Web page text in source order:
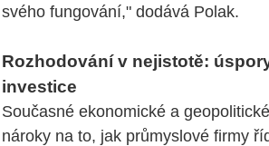
svého fungování," dodává Polak.
Rozhodování v nejistotě:
investice
Současné ekonomické a
nároky na to, jak průmyslové firmy